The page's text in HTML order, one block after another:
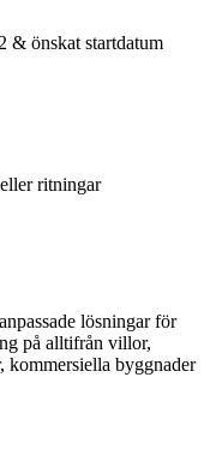
& önskat startdatum
ritningar
lösningar för
på alltifrån villor,
kommersiella byggnader